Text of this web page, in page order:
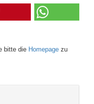
bitte die Homepage zu